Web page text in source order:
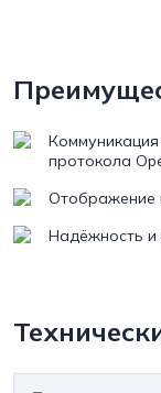
плавно
номинальной
теплопотерь
горячей воды.
Подготовка
блокировки -
защиту самого
протокола
Отображение
Надёжность и